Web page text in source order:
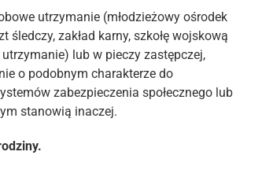
utrzymanie (młodzieżowy ośrodek
zakład karny, szkołę wojskową
lub w pieczy zastępczej,
o podobnym charakterze do
zabezpieczenia społecznego lub
stanowią inaczej.